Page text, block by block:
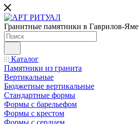
Гранитные памятники в Гаврилов-Яме
Каталог
Памятники из гранита
Вертикальные
Бюджетные вертикальные
Стандартные формы
Формы с барельефом
Формы с крестом
Формы с сердцем